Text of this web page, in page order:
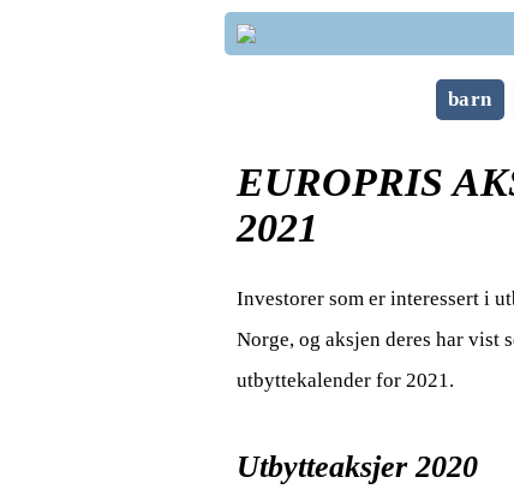
barn
EUROPRIS
2021
Investorer som er interessert i
Norge, og aksjen deres har
utbyttekalender for 2021.
Utbytteaksjer 2020